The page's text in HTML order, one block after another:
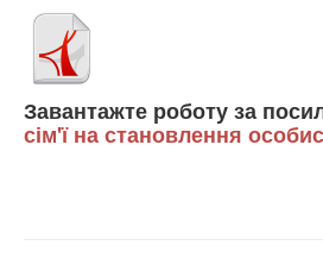
Завантажте роботу за
сім'ї на становлення